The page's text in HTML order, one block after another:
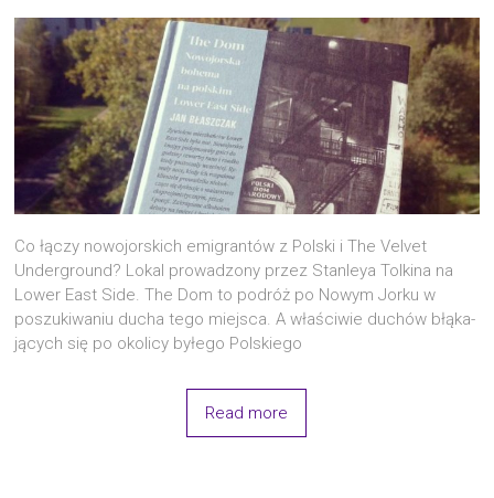
Co łączy nowo­jor­skich emi­gran­tów z Pol­ski i The Velvet
Under­gro­und? Lokal pro­wa­dzo­ny przez Stan­leya Tol­ki­na na
Lower East Side. The Dom to podróż po Nowym Jor­ku w
poszu­ki­wa­niu ducha tego miej­sca. A wła­ści­wie duchów błą­ka­
ją­cych się po oko­li­cy byłe­go Polskiego
Read more